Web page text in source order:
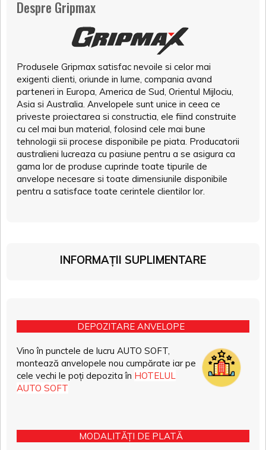
Despre Gripmax
Produsele Gripmax satisfac nevoile si celor mai
exigenti clienti, oriunde in lume, compania avand
parteneri in Europa, America de Sud, Orientul Mijlociu,
Asia si Australia. Anvelopele sunt unice in ceea ce
priveste proiectarea si constructia, ele fiind construite
cu cel mai bun material, folosind cele mai bune
tehnologii sii procese disponibile pe piata. Producatorii
australieni lucreaza cu pasiune pentru a se asigura ca
gama lor de produse cuprinde toate tipurile de
anvelope necesare si toate dimensiunile disponibile
pentru a satisface toate cerintele clientilor lor.
INFORMAȚII SUPLIMENTARE
DEPOZITARE ANVELOPE
Vino în punctele de lucru AUTO SOFT,
montează anvelopele nou cumpărate iar pe
cele vechi le poți depozita în HOTELUL
AUTO SOFT
MODALITĂȚI DE PLATĂ